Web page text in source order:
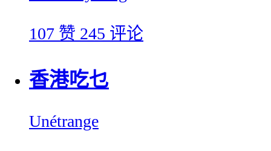
107 赞 245 评论
香港吃乜
Unétrange